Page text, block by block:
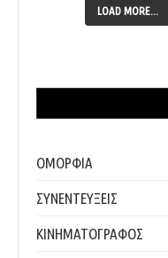
LOAD MORE...
ΟΜΟΡΦΙΑ
ΣΥΝΕΝΤΕΥΞΕΙΣ
ΚΙΝΗΜΑΤΟΓΡΑΦΟΣ